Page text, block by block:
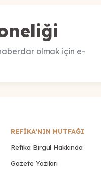
olmak için e-
REFİKA'NIN MUTFAĞI
Refika Birgül Hakkında
Gazete Yazıları